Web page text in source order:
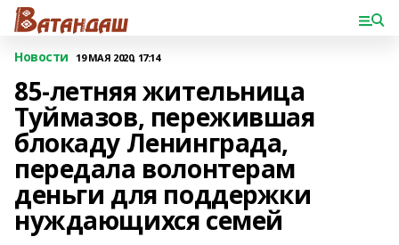
Новости 19 МАЯ 2020, 17:14
85-летняя жительница
Туймазов, пережившая
блокаду Ленинграда,
передала волонтерам
деньги для поддержки
нуждающихся семей